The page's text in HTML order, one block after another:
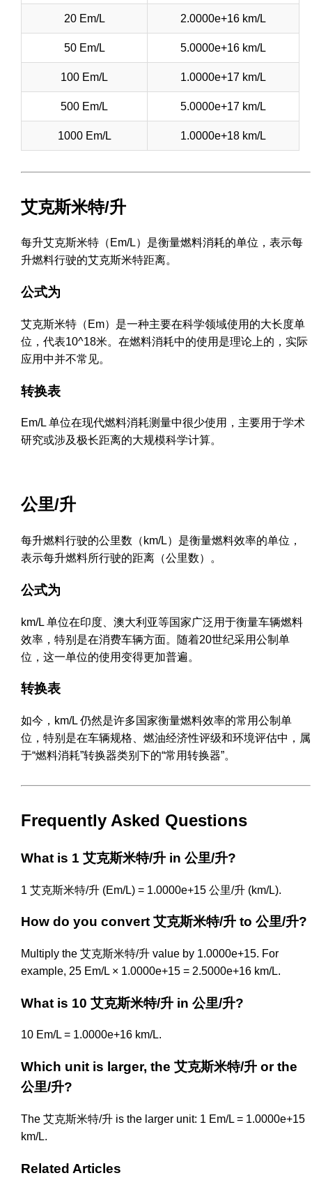
20 Em/L 2.0000e+16 km/L
50 Em/L 5.0000e+16 km/L
100 Em/L 1.0000e+17 km/L
500 Em/L 5.0000e+17 km/L
1000 Em/L 1.0000e+18 km/L
艾克斯米特/升
每升艾克斯米特（Em/L）是衡量燃料消耗的单位，表示每
升燃料行驶的艾克斯米特距离。
公式为
艾克斯米特（Em）是一种主要在科学领域使用的大长度单
位，代表10^18米。在燃料消耗中的使用是理论上的，实际
应用中并不常见。
转换表
Em/L 单位在现代燃料消耗测量中很少使用，主要用于学术
研究或涉及极长距离的大规模科学计算。
公里/升
每升燃料行驶的公里数（km/L）是衡量燃料效率的单位，
表示每升燃料所行驶的距离（公里数）。
公式为
km/L 单位在印度、澳大利亚等国家广泛用于衡量车辆燃料
效率，特别是在消费车辆方面。随着20世纪采用公制单
位，这一单位的使用变得更加普遍。
转换表
如今，km/L 仍然是许多国家衡量燃料效率的常用公制单
位，特别是在车辆规格、燃油经济性评级和环境评估中，属
于“燃料消耗”转换器类别下的“常用转换器”。
Frequently Asked Questions
What is 1 艾克斯米特/升 in 公里/升?
1 艾克斯米特/升 (Em/L) = 1.0000e+15 公里/升 (km/L).
How do you convert 艾克斯米特/升 to 公里/升?
Multiply the 艾克斯米特/升 value by 1.0000e+15. For
example, 25 Em/L × 1.0000e+15 = 2.5000e+16 km/L.
What is 10 艾克斯米特/升 in 公里/升?
10 Em/L = 1.0000e+16 km/L.
Which unit is larger, the 艾克斯米特/升 or the
公里/升?
The 艾克斯米特/升 is the larger unit: 1 Em/L = 1.0000e+15
km/L.
Related Articles